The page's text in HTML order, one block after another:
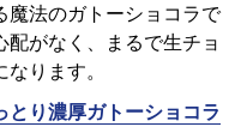
魔法のガトーショコラで
がなく、まるで生チョ
ります。
り濃厚ガトーショコラ